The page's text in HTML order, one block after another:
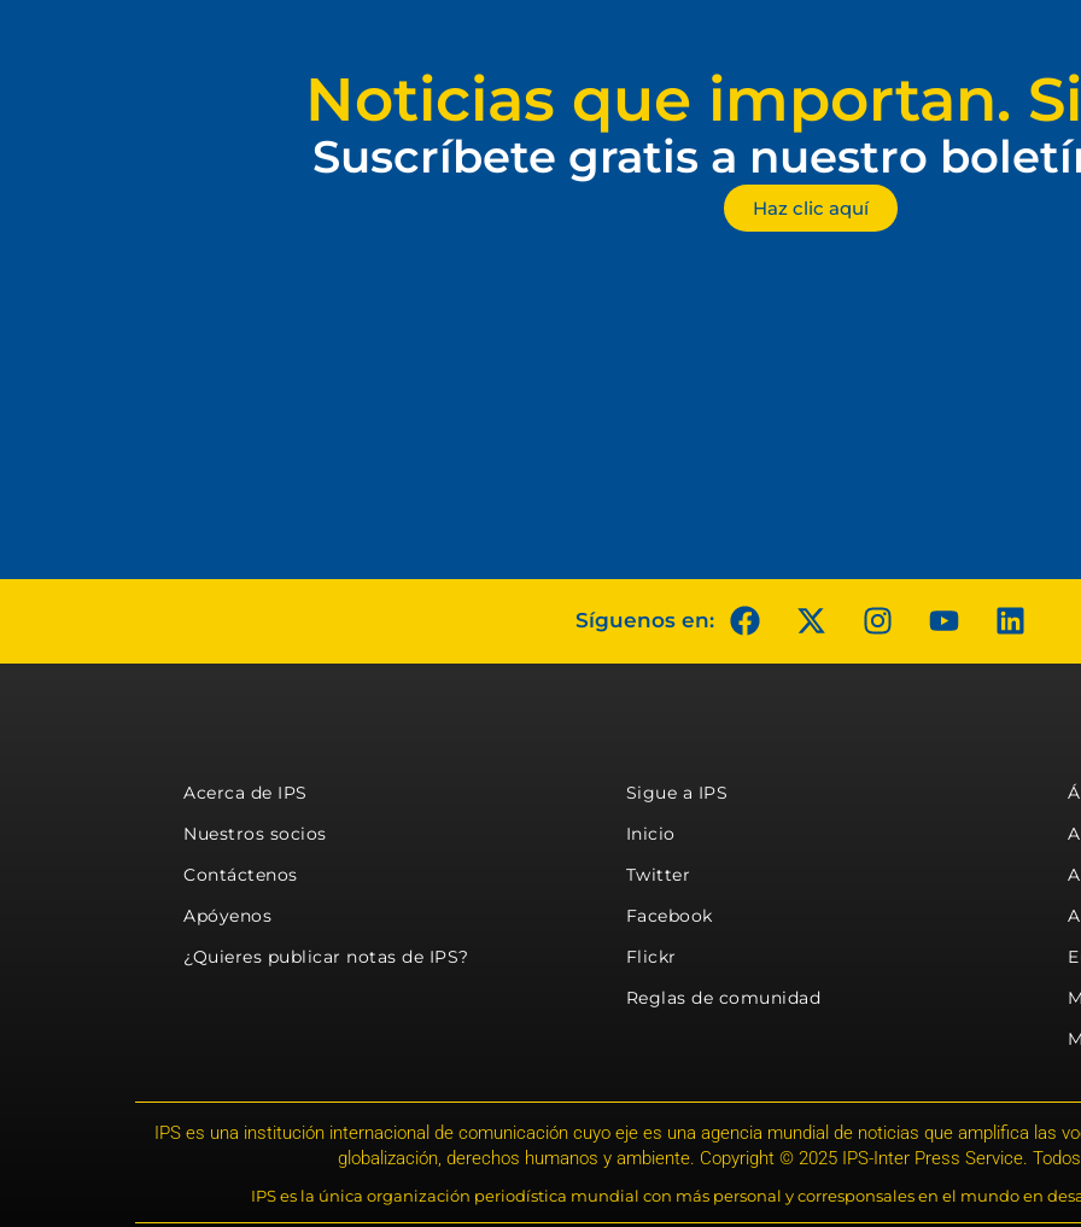
Noticias que importan.
Suscríbete gratis a nuestro
Haz clic aquí
Síguenos en:
Acerca de IPS
Nuestros socios
Contáctenos
Apóyenos
¿Quieres publicar notas de IPS?
Sigue a IPS
Inicio
Twitter
Facebook
Flickr
Reglas de comunidad
IPS es una institución internacional de comunicación cuyo eje es una agencia mundial de noticias que amplifica las
globalización, derechos humanos y ambiente. Copyright © 2025 IPS-Inter Press Service.
IPS es la única organización periodística mundial con más personal y corresponsales en el mundo en